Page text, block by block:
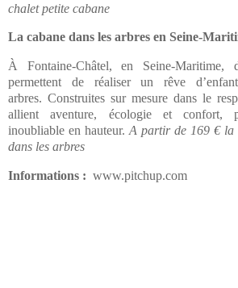
chalet petite cabane
La cabane dans les arbres en Seine-
À Fontaine-Châtel, en Seine-Maritime,
permettent de réaliser un rêve
arbres. Construites sur mesure dans le
allient aventure, écologie et confort,
inoubliable en hauteur. A partir de 169 € la
dans les arbres
Informations : www.pitchup.com